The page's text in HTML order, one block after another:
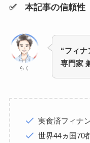
✅ 本記事の信頼性
らく
“フィナ
専門家
実食済フィナ
世界44ヵ国70